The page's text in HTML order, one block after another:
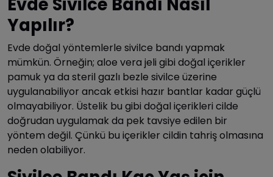
Yapılır?
Evde doğal yöntemlerle sivilce bandı yapmak
mümkün. Örneğin; aloe vera jeli gibi doğal içerikler
pamuk ya da steril gazlı bezle sivilce üzerine
uygulanabiliyor ancak etkisi hazır bantlar kadar güçlü
olmayabiliyor. Üstelik bu gibi doğal içerikleri cilde
doğrudan uygulamak da pek tavsiye edilen bir
yöntem değil. Çünkü bu içerikler cildin tahriş olmasına
neden olabiliyor.